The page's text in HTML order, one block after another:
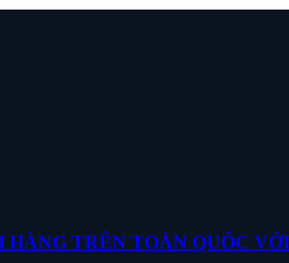
TRÊN TOÀN QUỐC